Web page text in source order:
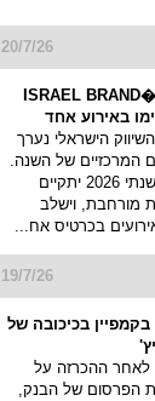
20/7/26
כנס המיתוג ו�ISRAEL BRAND
הישראלי נערך
המרכזיים של השנה.
כנס המיתוג השנתי 2026 יתקיים
מורחבת, וישלב
בכרטיס אח...
19/7/26
בכיכובה של
לאחר ההכרזה על
הפרסום של הבנק,